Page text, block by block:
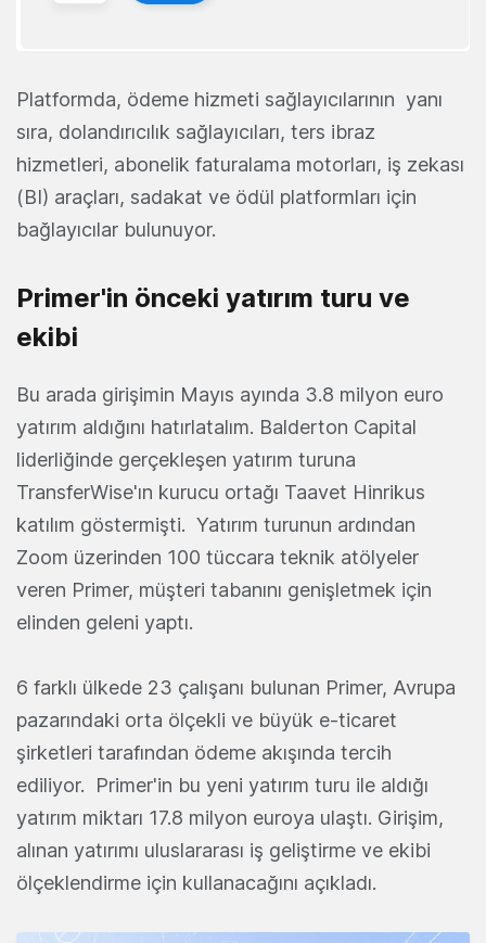
Platformda, ödeme hizmeti sağlayıcılarının yanı
sıra, dolandırıcılık sağlayıcıları, ters ibraz
hizmetleri, abonelik faturalama motorları, iş zekası
(BI) araçları, sadakat ve ödül platformları için
bağlayıcılar bulunuyor.
Primer'in önceki yatırım turu ve
ekibi
Bu arada girişimin Mayıs ayında 3.8 milyon euro
yatırım aldığını hatırlatalım. Balderton Capital
liderliğinde gerçekleşen yatırım turuna
TransferWise'ın kurucu ortağı Taavet Hinrikus
katılım göstermişti. Yatırım turunun ardından
Zoom üzerinden 100 tüccara teknik atölyeler
veren Primer, müşteri tabanını genişletmek için
elinden geleni yaptı.
6 farklı ülkede 23 çalışanı bulunan Primer, Avrupa
pazarındaki orta ölçekli ve büyük e-ticaret
şirketleri tarafından ödeme akışında tercih
ediliyor. Primer'in bu yeni yatırım turu ile aldığı
yatırım miktarı 17.8 milyon euroya ulaştı. Girişim,
alınan yatırımı uluslararası iş geliştirme ve ekibi
ölçeklendirme için kullanacağını açıkladı.